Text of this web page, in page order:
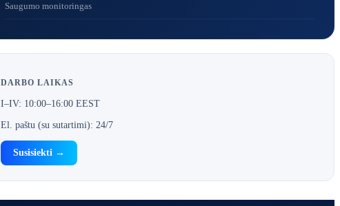
Saugumo monitoringas
DARBO LAIKAS
I–IV: 10:00–16:00 EEST
El. paštu (su sutartimi): 24/7
Susisiekti →